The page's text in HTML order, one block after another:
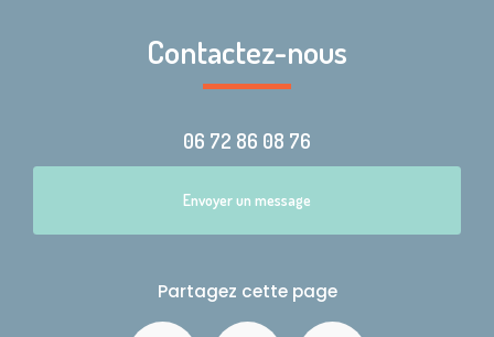
Contactez-nous
06 72 86 08 76
Envoyer un message
Partagez cette page
Facebook